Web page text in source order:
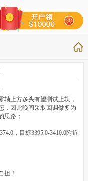
轴上方多头有望测试上轨，
，因此晚间采取回调做多为
思路；
，目标3395.0-3410.0附近
担！